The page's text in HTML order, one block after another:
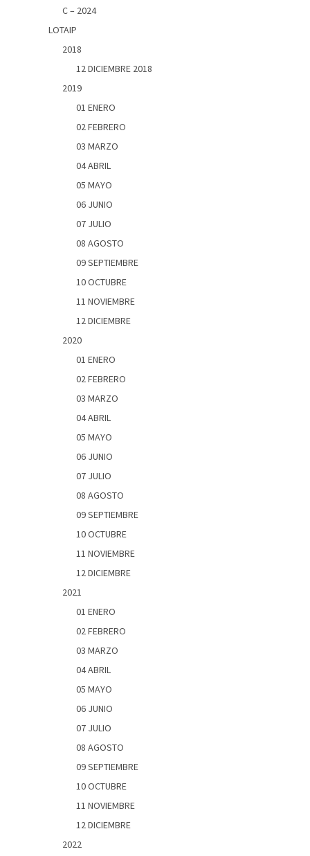
C – 2024
LOTAIP
2018
12 DICIEMBRE 2018
2019
01 ENERO
02 FEBRERO
03 MARZO
04 ABRIL
05 MAYO
06 JUNIO
07 JULIO
08 AGOSTO
09 SEPTIEMBRE
10 OCTUBRE
11 NOVIEMBRE
12 DICIEMBRE
2020
01 ENERO
02 FEBRERO
03 MARZO
04 ABRIL
05 MAYO
06 JUNIO
07 JULIO
08 AGOSTO
09 SEPTIEMBRE
10 OCTUBRE
11 NOVIEMBRE
12 DICIEMBRE
2021
01 ENERO
02 FEBRERO
03 MARZO
04 ABRIL
05 MAYO
06 JUNIO
07 JULIO
08 AGOSTO
09 SEPTIEMBRE
10 OCTUBRE
11 NOVIEMBRE
12 DICIEMBRE
2022